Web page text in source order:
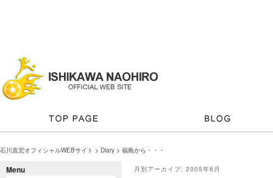
石川直宏オフィシャルWEBサイト > Diary > 福島から・・・
Menu 月別アーカイブ: 2005年6月